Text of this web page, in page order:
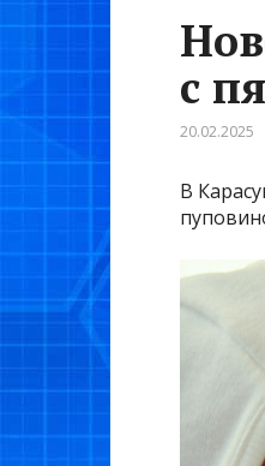
с
20.02.2025
В